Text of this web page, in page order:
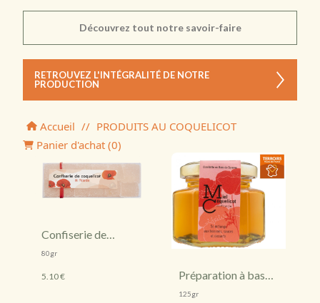
Découvrez tout notre savoir-faire
RETROUVEZ L'INTÉGRALITÉ DE NOTRE
PRODUCTION
Accueil // PRODUITS AU COQUELICOT
Panier d'achat (0)
Confiserie de
coquelicot
80gr
5.10 €
Préparation à base
de miel et
125gr